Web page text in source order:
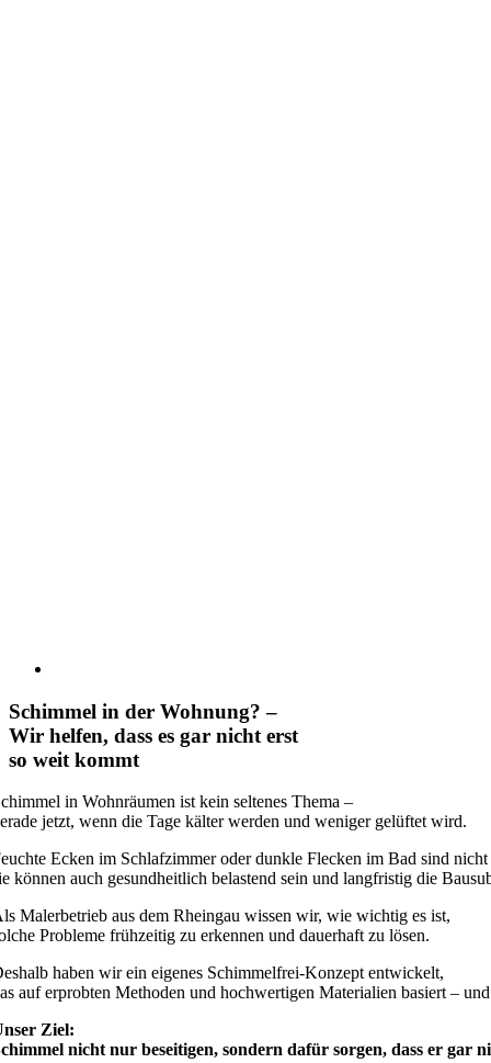
Schimmel in der Wohnung? –
Wir helfen, dass es gar nicht erst
so weit kommt
in Wohnräumen ist kein seltenes Thema –
jetzt, wenn die Tage kälter werden und weniger gelüftet wird.
Ecken im Schlafzimmer oder dunkle Flecken im Bad sind
können auch gesundheitlich belastend sein und langfristig die
Malerbetrieb aus dem Rheingau wissen wir, wie wichtig es ist,
Probleme frühzeitig zu erkennen und dauerhaft zu lösen.
haben wir ein eigenes Schimmelfrei-Konzept entwickelt,
auf erprobten Methoden und hochwertigen Materialien basiert –
Ziel:
nicht nur beseitigen, sondern dafür sorgen, dass er gar